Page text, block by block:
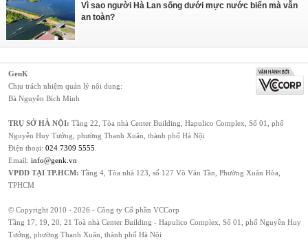
Vì sao người Hà Lan sống dưới mực nước biển mà vẫn
an toàn?
GenK
Chịu trách nhiệm quản lý nội dung:
Bà Nguyễn Bích Minh
TRỤ SỞ HÀ NỘI: Tầng 22, Tòa nhà Center Building, Hapulico Complex, Số 01, phố
Nguyễn Huy Tưởng, phường Thanh Xuân, thành phố Hà Nội
Điện thoại: 024 7309 5555
Email: info@genk.vn
VPĐD TẠI TP.HCM: Tầng 4, Tòa nhà 123, số 127 Võ Văn Tần, Phường Xuân Hòa,
TPHCM
© Copyright 2010 - 2026 - Công ty Cổ phần VCCorp
Tầng 17, 19, 20, 21 Toà nhà Center Building - Hapulico Complex, Số 01, phố Nguyễn Huy
Tưởng, phường Thanh Xuân, thành phố Hà Nội